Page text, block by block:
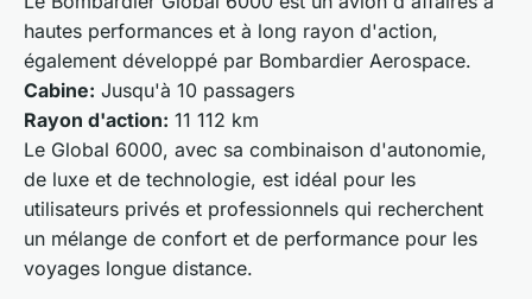
hautes performances et à long rayon d'action,
également développé par Bombardier Aerospace.
Cabine: Jusqu'à 10 passagers
Rayon d'action: 11 112 km
Le Global 6000, avec sa combinaison d'autonomie,
de luxe et de technologie, est idéal pour les
utilisateurs privés et professionnels qui recherchent
un mélange de confort et de performance pour les
voyages longue distance.